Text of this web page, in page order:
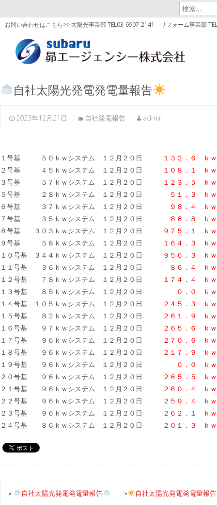
検
索:
お問い合わせはこちら>> 太陽光事業部 TEL03-6907-2141 リフォーム事業部
自社太陽光発電発電量報告
2023年12月21日 自社発電報告 admin
１号基 ５０ｋｗシステム １２月２０日
１３２．６ ｋｗ
２号基 ４５ｋｗシステム １２月２０日
１０８．１ ｋｗ
３号基 ５７ｋｗシステム １２月２０日
１２３．５
ｋｗ
５号基 ２８ｋｗシステム １２月２０日
５１．３ ｋｗ
６号基 ３７ｋｗシステム １２月２０日
９８．４
ｋｗ
７号基 ３５ｋｗシステム １２月２０日
８６．８ ｋｗ
８号基 ３０３ｋｗシステム １２月２０日
９７５．１ ｋｗ
９号基 ５８ｋｗシステム １２月２０日
１６４．３ ｋｗ
１０号基 ３４４ｋｗシステム １２月２０日
９５６．３ ｋｗ
１１号基 ３６ｋｗシステム １２月２０日
８６．４ ｋｗ
１２号基 ７８ｋｗシステム １２月２０日
１７４．４ ｋｗ
１３号基 ８５ｋｗシステム １２月２０日
０．０ ｋｗ
１４号基 １０５ｋｗシステム １２月２０日
２４５．３ ｋｗ
１５号基 ８２ｋｗシステム １２月２０日
２６１．９
ｋｗ
１６号基 ９７ｋｗシステム １２月２０日
２６５．６ ｋｗ
１７号基 ９６ｋｗシステム １２月２０日
２７０．６ ｋｗ
１８号基 ９６ｋｗシステム １２月２０日
２１７．９ ｋｗ
１９号基 ９６ｋｗシステム １２月２０日
０．０
ｋｗ
２０号基 ９６ｋｗシステム １２月２０日
２６５．５ ｋｗ
２１号基 ９６ｋｗシステム １２月２０日
２６０．４ ｋｗ
２２号基 ９６ｋｗシステム １２月２０日
２５９．４ ｋｗ
２３号基 ９６ｋｗシステム １２月２０日
２６２．１ ｋｗ
２４号基 ８６ｋｗシステム １２月２０日
２０１．３ ｋｗ
« 自社太陽光発電発電量報告 自社太陽光発電発電量報告
»